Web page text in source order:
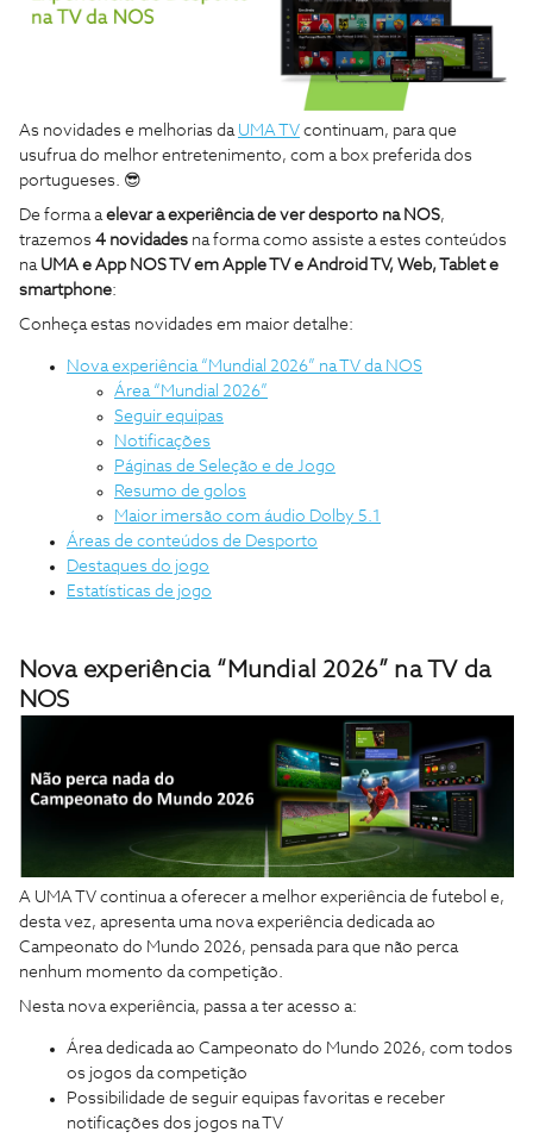
As novidades e melhorias da UMA TV continuam, para que
usufrua do melhor entretenimento, com a box preferida dos
portugueses. 😎
De forma aelevar a experiência de ver desporto na NOS,
trazemos 4 novidades na forma como assiste a estes conteúdos
na UMA e App NOS TV em Apple TV e Android TV, Web, Tablet e
smartphone:
Conheça estas novidades em maior detalhe:
Nova experiência “Mundial 2026” na TV da NOS
Área “Mundial 2026”
Seguir equipas
Notificações
Páginas de Seleção e de Jogo
Resumo de golos
Maior imersão com áudio Dolby 5.1
Áreas de conteúdos de Desporto
Destaques do jogo
Estatísticas de jogo
Nova experiência “Mundial 2026” na TV da
NOS
A UMA TV continua a oferecer a melhor experiência de futebol e,
desta vez, apresenta uma nova experiência dedicada ao
Campeonato do Mundo 2026, pensada para que não perca
nenhum momento da competição.
Nesta nova experiência, passa a ter acesso a:
Área dedicada ao Campeonato do Mundo 2026, com todos
os jogos da competição
Possibilidade de seguir equipas favoritas e receber
notificações dos jogos na TV